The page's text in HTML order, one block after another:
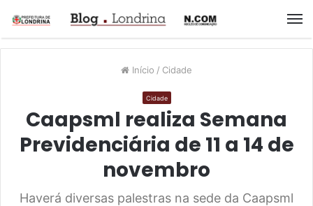
Início / Cidade
Cidade
Caapsml realiza Semana
Previdenciária de 11 a 14 de
novembro
Haverá diversas palestras na sede da Caapsml